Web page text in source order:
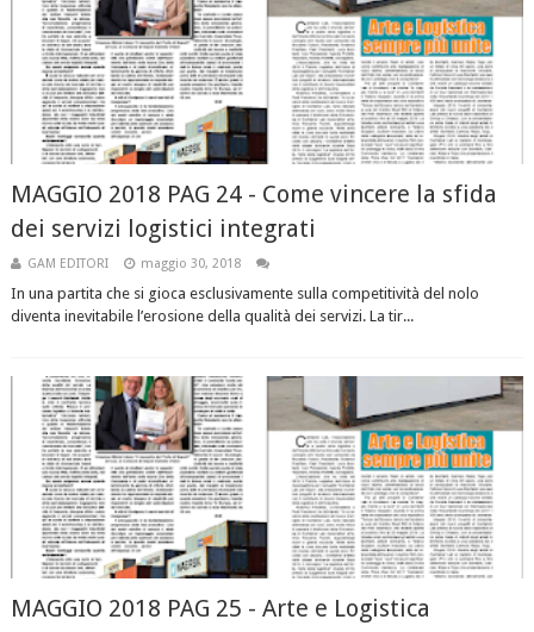
MAGGIO 2018 PAG 24 - Come vincere la sfida
dei servizi logistici integrati
GAM EDITORI maggio 30, 2018
In una partita che si gioca esclusivamente sulla competitività del nolo
diventa inevitabile l’erosione della qualità dei servizi. La tir...
MAGGIO 2018 PAG 25 - Arte e Logistica